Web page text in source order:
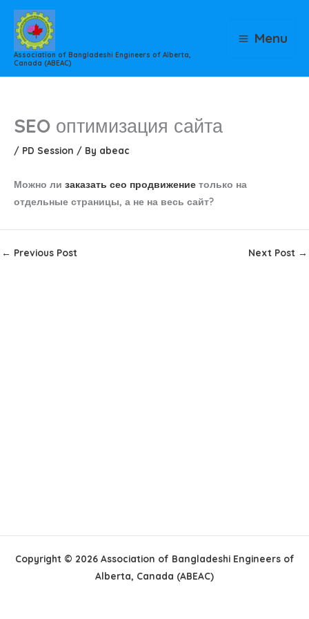
Skip
content
Association of Bangladeshi Engineers of Alberta,
Canada (ABEAC)
Menu
SEO оптимизация сайта
/ PD Session / By abeac
Можно ли заказать сео продвижение только на
отдельные страницы, а не на весь сайт?
← Previous Post Next Post →
Copyright © 2026 Association of Bangladeshi Engineers of
Alberta, Canada (ABEAC)